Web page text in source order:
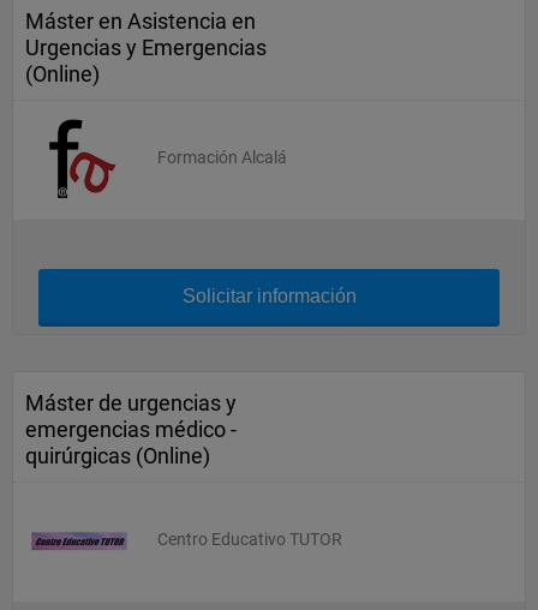
Máster en Asistencia en
Urgencias y Emergencias
(Online)
Formación Alcalá
Solicitar información
Máster de urgencias y
emergencias médico -
quirúrgicas (Online)
Centro Educativo TUTOR